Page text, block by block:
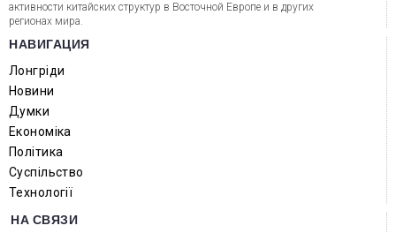
активности китайских структур в Восточной Европе и в других
регионах мира.
НАВИГАЦИЯ
Лонгріди
Новини
Думки
Економіка
Політика
Суспільство
Технології
НА СВЯЗИ